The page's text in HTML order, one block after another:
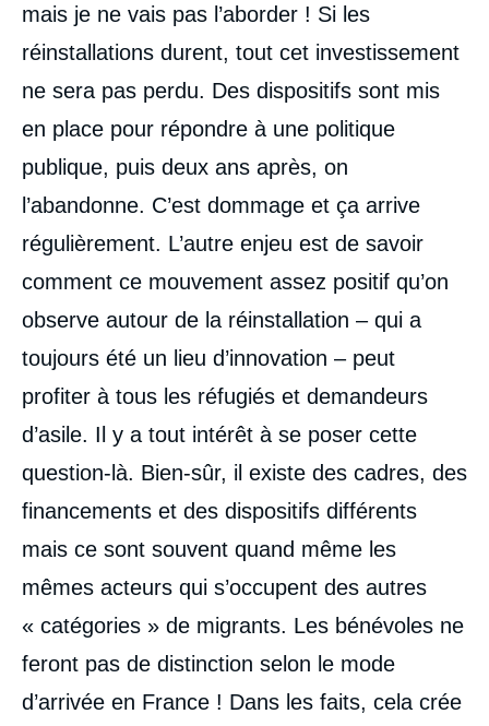
mais je ne vais pas l’aborder ! Si les
réinstallations durent, tout cet investissement
ne sera pas perdu. Des dispositifs sont mis
en place pour répondre à une politique
publique, puis deux ans après, on
l’abandonne. C’est dommage et ça arrive
régulièrement. L’autre enjeu est de savoir
comment ce mouvement assez positif qu’on
observe autour de la réinstallation – qui a
toujours été un lieu d’innovation – peut
profiter à tous les réfugiés et demandeurs
d’asile. Il y a tout intérêt à se poser cette
question-là. Bien-sûr, il existe des cadres, des
financements et des dispositifs différents
mais ce sont souvent quand même les
mêmes acteurs qui s’occupent des autres
« catégories » de migrants. Les bénévoles ne
feront pas de distinction selon le mode
d’arrivée en France ! Dans les faits, cela crée